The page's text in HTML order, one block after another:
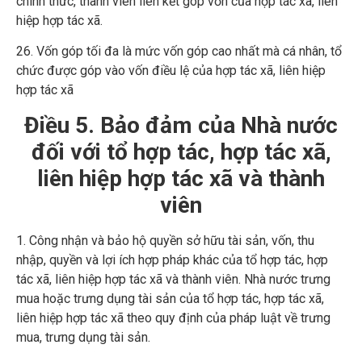
hiệp hợp tác xã.
26. Vốn góp tối đa là mức vốn góp cao nhất mà cá nhân, tổ
chức được góp vào vốn điều lệ của hợp tác xã, liên hiệp
hợp tác xã
Điều 5. Bảo đảm của Nhà nước
đối với tổ hợp tác, hợp tác xã,
liên hiệp hợp tác xã và thành
viên
1. Công nhận và bảo hộ quyền sở hữu tài sản, vốn, thu
nhập, quyền và lợi ích hợp pháp khác của tổ hợp tác, hợp
tác xã, liên hiệp hợp tác xã và thành viên. Nhà nước trưng
mua hoặc trưng dụng tài sản của tổ hợp tác, hợp tác xã,
liên hiệp hợp tác xã theo quy định của pháp luật về trưng
mua, trưng dụng tài sản.